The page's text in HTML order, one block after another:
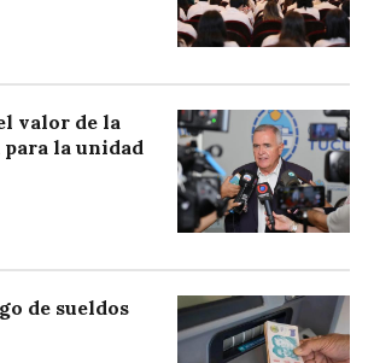
valor de la
la unidad
de sueldos